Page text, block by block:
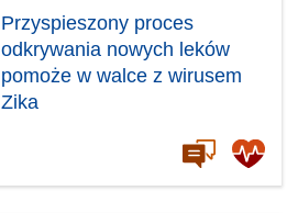
Przyspieszony proces
odkrywania nowych leków
pomoże w walce z wirusem
Zika